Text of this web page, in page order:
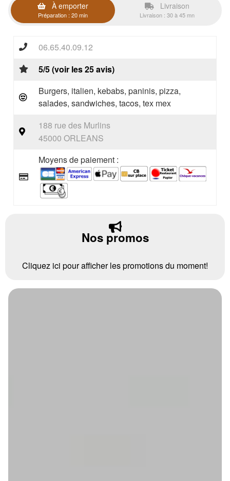
À emporter
Préparation : 20 min
Livraison
Livraison : 30 à 45 mn
06.65.40.09.12
5/5 (voir les 25 avis)
Burgers, italien, kebabs, paninis, pizza,
salades, sandwiches, tacos, tex mex
188 rue des Murlins
45000 ORLEANS
Moyens de paiement :
Nos promos
Cliquez ici pour afficher les promotions du moment!